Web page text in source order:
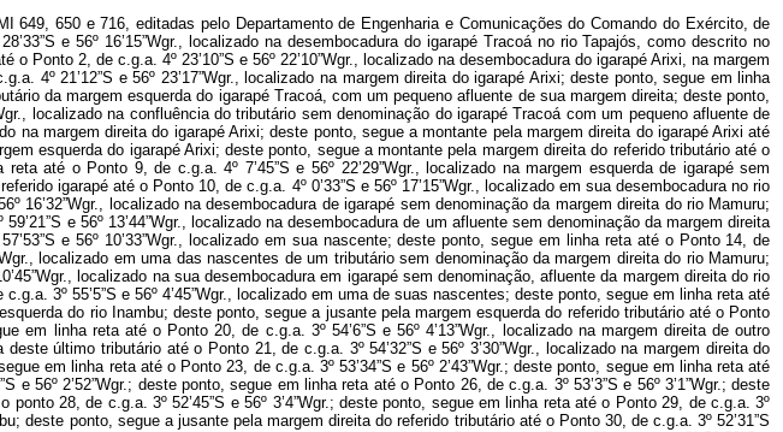
650 e 716, editadas pelo Departamento de Engenharia e Comunicações do Comando do Exército, de
e 56º 16’15”Wgr., localizado na desembocadura do igarapé Tracoá no rio Tapajós, como descrito no
Ponto 2, de c.g.a. 4º 23’10”S e 56º 22’10”Wgr., localizado na desembocadura do igarapé Arixi, na margem
4º 21’12”S e 56º 23’17”Wgr., localizado na margem direita do igarapé Arixi; deste ponto, segue em linha
da margem esquerda do igarapé Tracoá, com um pequeno afluente de sua margem direita; deste ponto,
localizado na confluência do tributário sem denominação do igarapé Tracoá com um pequeno afluente de
na margem direita do igarapé Arixi; deste ponto, segue a montante pela margem direita do igarapé Arixi até
esquerda do igarapé Arixi; deste ponto, segue a montante pela margem direita do referido tributário até o
até o Ponto 9, de c.g.a. 4º 7’45”S e 56º 22’29”Wgr., localizado na margem esquerda de igarapé sem
igarapé até o Ponto 10, de c.g.a. 4º 0’33”S e 56º 17’15”Wgr., localizado em sua desembocadura no rio
16’32”Wgr., localizado na desembocadura de igarapé sem denominação da margem direita do rio Mamuru;
e 56º 13’44”Wgr., localizado na desembocadura de um afluente sem denominação da margem direita
e 56º 10’33”Wgr., localizado em sua nascente; deste ponto, segue em linha reta até o Ponto 14, de
localizado em uma das nascentes de um tributário sem denominação da margem direita do rio Mamuru;
localizado na sua desembocadura em igarapé sem denominação, afluente da margem direita do rio
3º 55’5”S e 56º 4’45”Wgr., localizado em uma de suas nascentes; deste ponto, segue em linha reta até
do rio Inambu; deste ponto, segue a jusante pela margem esquerda do referido tributário até o Ponto
em linha reta até o Ponto 20, de c.g.a. 3º 54’6”S e 56º 4’13”Wgr., localizado na margem direita de outro
último tributário até o Ponto 21, de c.g.a. 3º 54’32”S e 56º 3’30”Wgr., localizado na margem direita do
em linha reta até o Ponto 23, de c.g.a. 3º 53’34”S e 56º 2’43”Wgr.; deste ponto, segue em linha reta até
56º 2’52”Wgr.; deste ponto, segue em linha reta até o Ponto 26, de c.g.a. 3º 53’3”S e 56º 3’1”Wgr.; deste
28, de c.g.a. 3º 52’45”S e 56º 3’4”Wgr.; deste ponto, segue em linha reta até o Ponto 29, de c.g.a. 3º
deste ponto, segue a jusante pela margem direita do referido tributário até o Ponto 30, de c.g.a. 3º 52’31”S